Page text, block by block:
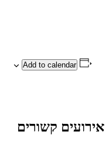
Add to calendar
אירועים קשורים